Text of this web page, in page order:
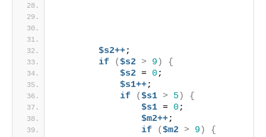
$s2++;
if
($s2 > 9 )
{
$s2 = 0 ;
$s1++;
if
($s1 > 5 )
{
$s1 = 0 ;
$m2++;
if
($m2 > 9 )
{